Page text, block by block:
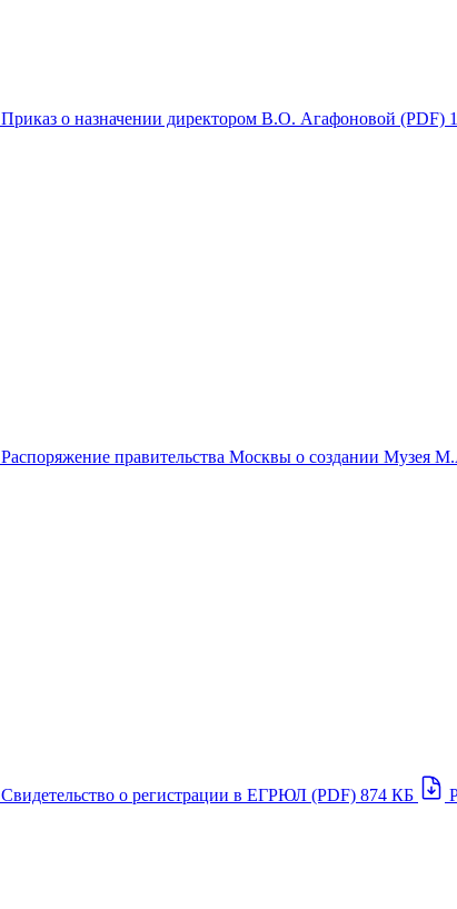
Приказ о назначении директором В.О. Агафоновой (PDF)
Распоряжение правительства Москвы о создании Музея
Свидетельство о регистрации в ЕГРЮЛ (PDF) 874 КБ